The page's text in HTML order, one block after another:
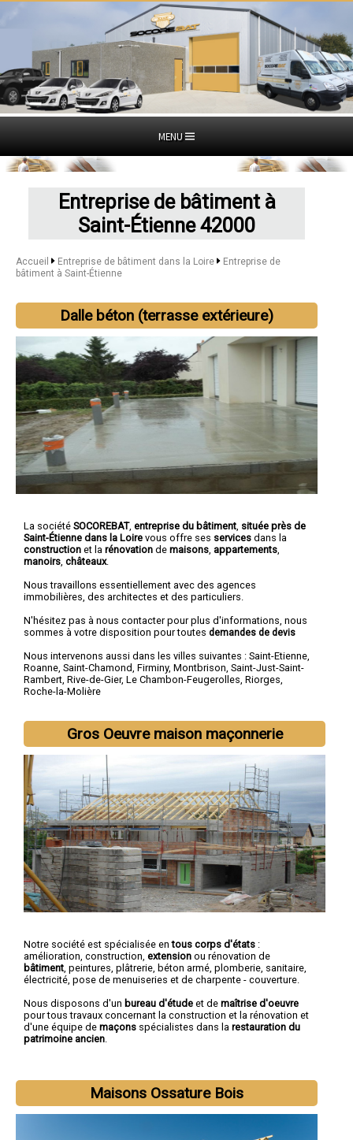
MENU
Entreprise de bâtiment à
Saint-Étienne 42000
Accueil Entreprise de bâtiment dans la Loire
Entreprise de
bâtiment à Saint-Étienne
Dalle béton (terrasse extérieure)
La société SOCOREBAT, entreprise du bâtiment située près de
Saint-Étienne dans la Loire vous offre ses services dans la
construction et la rénovation de maisons appartements
manoirs châteaux.
Nous travaillons essentiellement avec des agences
immobilières, des architectes et des particuliers.
N'hésitez pas à nous contacter pour plus d'informations, nous
sommes à votre disposition pour toutes demandes de devis
Nous intervenons aussi dans les villes suivantes : Saint-Etienne
Roanne Saint-Chamond Firminy, Montbrison Saint-Just-Saint-
Rambert Rive-de-Gier, Le Chambon-Feugerolles Riorges
Roche-la-Molière
Gros Oeuvre maison maçonnerie
Notre société est spécialisée entous corps d'états :
amélioration, construction, extension ou rénovation de
bâtiment , peintures, plâtrerie, béton armé, plomberie, sanitaire,
électricité, pose de menuiseries et de charpente - couverture.
Nous disposons d'un bureau d'étude et de maîtrise d'oeuvre
pour tous travaux concernant la construction et la rénovation et
d'une équipe de maçons spécialistes dans la restauration du
patrimoine ancien
Maisons Ossature Bois